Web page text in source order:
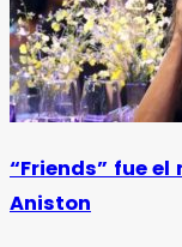
“Friends” fue
Aniston